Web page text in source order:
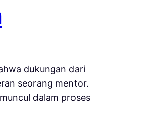
dukungan dari
seorang mentor.
dalam proses